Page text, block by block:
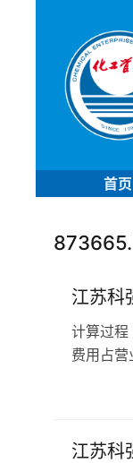
首页
江苏科
计算过
费用占
江苏科